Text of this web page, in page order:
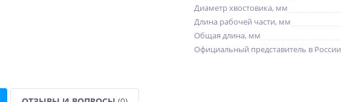
Диаметр хвостовика, мм
Длина рабочей части, мм
Общая длина, мм
Официальный представитель в России